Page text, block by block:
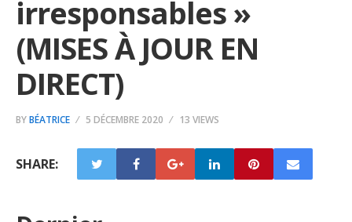
irresponsables »
(MISES À JOUR EN
DIRECT)
BYBÉATRICE 5 DÉCEMBRE 2020 13 VIEWS
SHARE: